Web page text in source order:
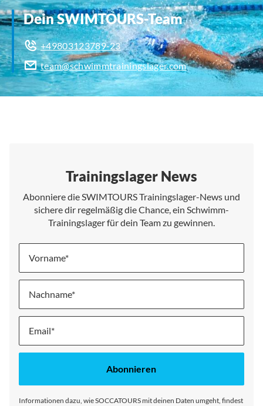
Dein SWIMTOURS-Team
+49803123789-23
team@schwimmtrainingslager.com
Trainingslager News
Abonniere die SWIMTOURS Trainingslager-News und
sichere dir regelmäßig die Chance, ein Schwimm-
Trainingslager für dein Team zu gewinnen.
Vorname
Nachname
Melde
für
Abonnieren
Informationen dazu, wie SOCCATOURS mit deinen Daten umgeht, findest